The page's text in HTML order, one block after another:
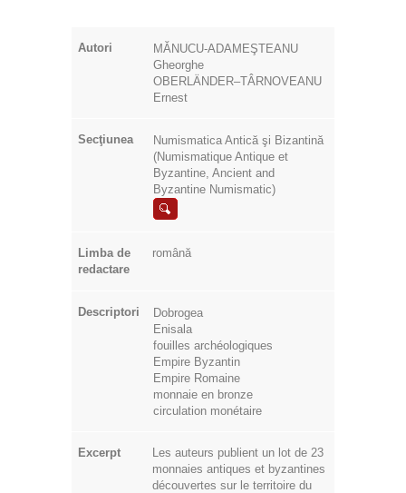
Autori
MĂNUCU-ADAMEŞTEANU
Gheorghe
OBERLÄNDER–TÂRNOVEANU
Ernest
Secţiunea
Numismatica Antică şi Bizantină
(Numismatique Antique et
Byzantine, Ancient and
Byzantine Numismatic)
Limba de
redactare
română
Descriptori
Dobrogea
Enisala
fouilles archéologiques
Empire Byzantin
Empire Romaine
monnaie en bronze
circulation monétaire
Excerpt
Les auteurs publient un lot de 23
monnaies antiques et byzantines
découvertes sur le territoire du